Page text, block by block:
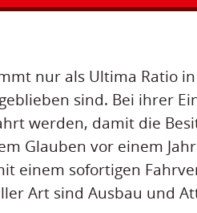
nur als Ultima Ratio
sind. Bei ihrer
werden, damit die
Glauben vor einem
einem sofortigen
Art sind Ausbau und